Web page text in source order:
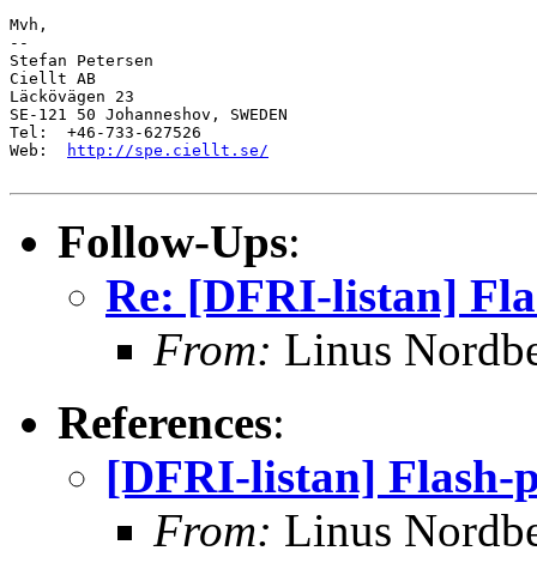
Mvh,
--
Stefan Petersen
Ciellt AB
Läckövägen 23
SE-121 50 Johanneshov, SWEDEN
Tel:  +46-733-627526
Web:
http://spe.ciellt.se/
Follow-Ups:
Re: [DFRI-listan]
From: Linus
References:
[DFRI-listan] Flash-
From: Linus